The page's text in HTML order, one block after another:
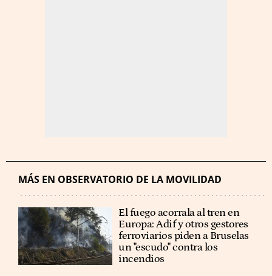
MÁS EN OBSERVATORIO DE LA MOVILIDAD
El fuego acorrala al tren en
Europa: Adif y otros gestores
ferroviarios piden a Bruselas
un "escudo" contra los
incendios